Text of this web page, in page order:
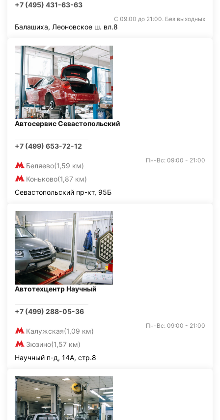
+7 (495) 431-63-63
С 09:00 до 21:00. Без выходных
Балашиха, Леоновское ш. вл.8
Автосервис Севастопольский
+7 (499) 653-72-12
Беляево(1,59 км)
Коньково(1,87 км)
Пн-Вс: 09:00 - 21:00
Севастопольский пр-кт, 95Б
Автотехцентр Научный
+7 (499) 288-05-36
Калужская(1,09 км)
Зюзино(1,57 км)
Пн-Вс: 09:00 - 21:00
Научный п-д, 14А, стр.8